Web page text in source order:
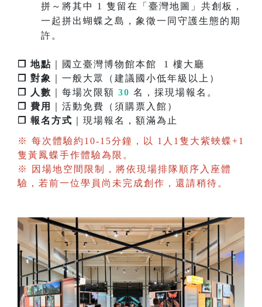
拼～將其中 1 隻留在「臺灣地圖」共創板，
一起拼出蝴蝶之島，象徵一同守護生態的期
許。
❐ 地點 ｜國立臺灣博物館本館 1 樓大廳
❐ 對象
｜一般大眾（建議國小低年級以上）
❐ 人數
｜每場次限額 30 名，採現場報名。
❐ 費用
｜活動免費（須購票入館）
❐ 報名方式
｜現場報名，額滿為止
※ 每次體驗約10-15分鐘，以 1人1隻大紫蛺蝶+1
隻黃鳳蝶手作體驗為限。
※ 因場地空間限制，將依現場排隊順序入座體
驗，若前一位學員尚未完成創作，還請稍待。